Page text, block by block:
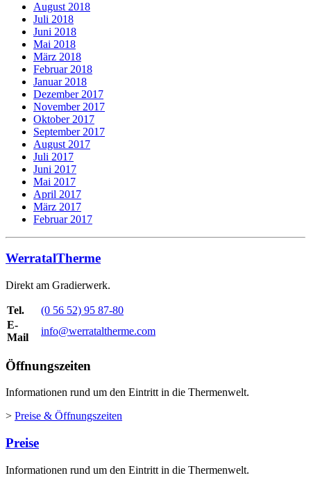
August 2018
Juli 2018
Juni 2018
Mai 2018
März 2018
Februar 2018
Januar 2018
Dezember 2017
November 2017
Oktober 2017
September 2017
August 2017
Juli 2017
Juni 2017
Mai 2017
April 2017
März 2017
Februar 2017
WerratalTherme
Direkt am Gradierwerk.
Tel.
(0 56 52) 95 87-80
E-
Mail
info@werrataltherme.com
Öffnungszeiten
Informationen rund um den Eintritt in die Thermenwelt.
> Preise & Öffnungszeiten
Preise
Informationen rund um den Eintritt in die Thermenwelt.